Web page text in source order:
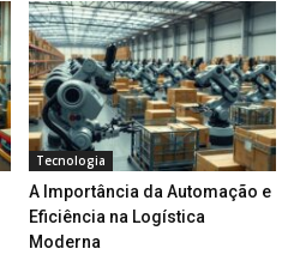
Tecnologia
A Importância da Automação e
Eficiência na Logística
Moderna